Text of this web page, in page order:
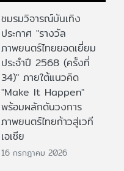
ชมรมวิจารณ์บันเทิง
ประกาศ "รางวัล
ภาพยนตร์ไทยยอดเยี่ยม
ประจําปี 2568 (ครั้งที่
34)" ภายใต้แนวคิด
"Make It Happen"
พร้อมผลักดันวงการ
ภาพยนตร์ไทยก้าวสู่เวที
เอเชีย
16 กรกฎาคม 2026